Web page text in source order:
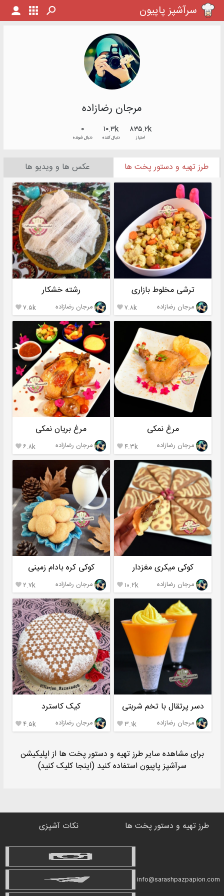
سرآشپز پاپیون
مرجان رضازاده
۸۳۵.۲k
امتیاز
۱۰.۳k
دنبال کننده
۰
دنبال شونده
طرز تهیه و دستور پخت ها عکس ها و ویدیو ها
ترشی مخلوط بازاری
مرجان رضازاده ۷.۸k 
رشته خشکار
مرجان رضازاده ۷.۵k 
مرغ نمکی
مرجان رضازاده ۴.۳k 
مرغ بریان نمکی
مرجان رضازاده ۶.۸k 
کوکی میکری مغزدار
مرجان رضازاده ۱۰.۲k 
کوکی کره بادام زمینی
مرجان رضازاده ۲.۷k 
دسر پرتقال با تخم شربتی
مرجان رضازاده ۳.۱k 
کیک کاسترد
مرجان رضازاده ۴.۵k 
برای مشاهده سایر طرز تهیه و دستور پخت ها از اپلیکیشن
سرآشپز پاپیون استفاده کنید (اینجا کلیک کنید)
طرز تهیه و دستور پخت ها نکات آشپزی
info@sarashpazpapion.com